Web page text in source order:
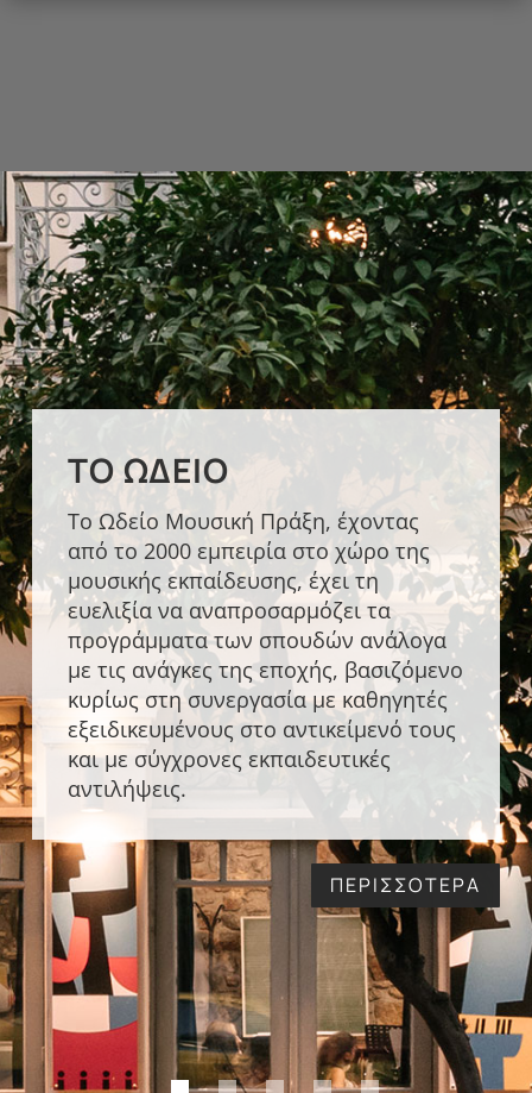
ΤΟ ΩΔΕΊΟ
Το Ωδείο Μουσική Πράξη, έχοντας
από το 2000 εμπειρία στο χώρο της
μουσικής εκπαίδευσης, έχει τη
ευελιξία να αναπροσαρμόζει τα
προγράμματα των σπουδών ανάλογα
με τις ανάγκες της εποχής, βασιζόμενο
κυρίως στη συνεργασία με καθηγητές
εξειδικευμένους στο αντικείμενό τους
και με σύγχρονες εκπαιδευτικές
αντιλήψεις.
ΠΕΡΙΣΣΟΤΕΡΑ